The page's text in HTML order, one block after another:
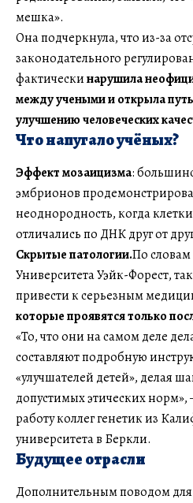
мешка».
Она подчеркнула, что из-за
законодательного
фактическинарушила
между учеными и открыла
улучшению человеческих
Что напугало учёных?
Эффект мозаицизма:
эмбрионов
неоднородность, когда
отличались по ДНК друг от
Скрытые патологии.По
Университета Уэйк-Форест,
привести к серьезным
которые проявятся только
«То, что они на самом деле
составляют подробную
«улучшателей детей», делая
допустимых этических
работу коллег генетик из
университета в Беркли.
Будущее отрасли
Дополнительным поводом для